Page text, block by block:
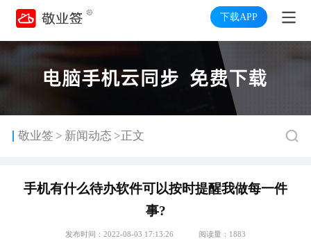
下载APP
敬业签 > 新闻动态 >正文
手机有什么待办软件可以按时提醒我做每一件
事?
发布时间：2022-08-03 17:13:26 阅读量：1883